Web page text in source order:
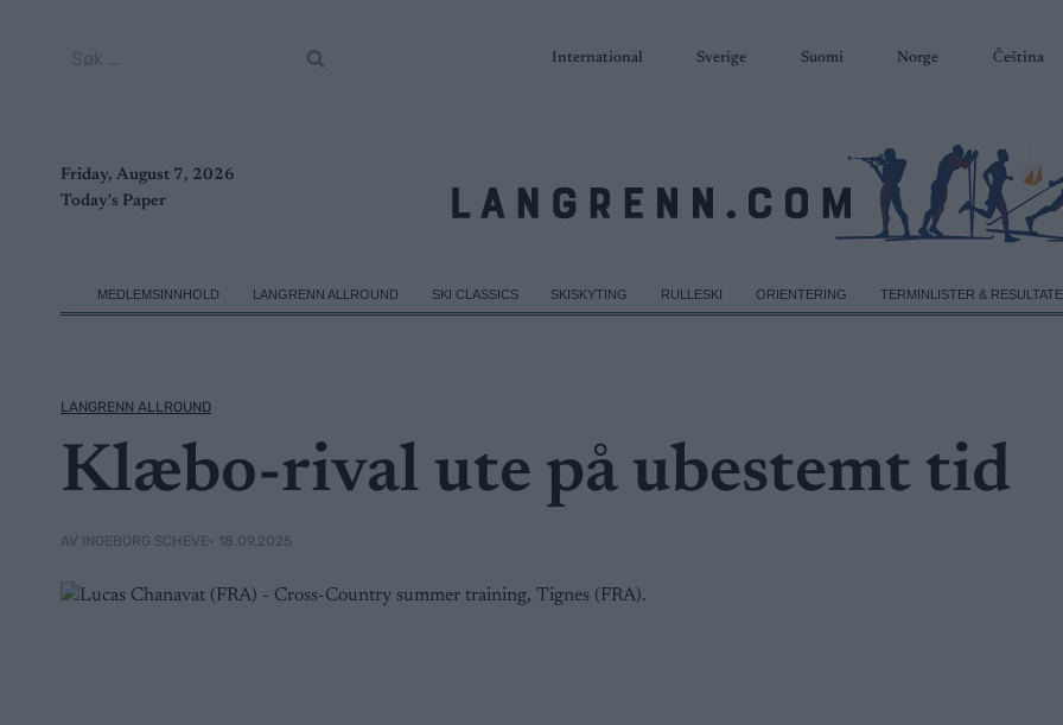
International Sverige Suomi Norge Čeština
Friday, August 7, 2026
Today's Paper
MEDLEMSINNHOLD LANGRENN ALLROUND SKI CLASSICS SKISKYTING RULLESKI ORIENTERING TERMINLISTER &
LANGRENN ALLROUND
Klæbo-rival ute på ubestemt tid
AV INGEBORG SCHEVE• 18.09.2025